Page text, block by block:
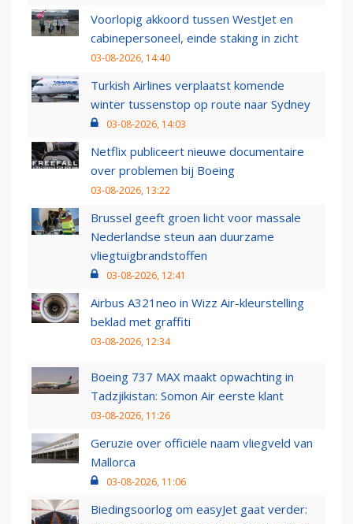
Voorlopig akkoord tussen WestJet en
cabinepersoneel, einde staking in zicht
03-08-2026, 14:40
Turkish Airlines verplaatst komende
winter tussenstop op route naar Sydney
03-08-2026, 14:03
Netflix publiceert nieuwe documentaire
over problemen bij Boeing
03-08-2026, 13:22
Brussel geeft groen licht voor massale
Nederlandse steun aan duurzame
vliegtuigbrandstoffen
03-08-2026, 12:41
Airbus A321neo in Wizz Air-kleurstelling
beklad met graffiti
03-08-2026, 12:34
Boeing 737 MAX maakt opwachting in
Tadzjikistan: Somon Air eerste klant
03-08-2026, 11:26
Geruzie over officiële naam vliegveld van
Mallorca
03-08-2026, 11:06
Biedingsoorlog om easyJet gaat verder: